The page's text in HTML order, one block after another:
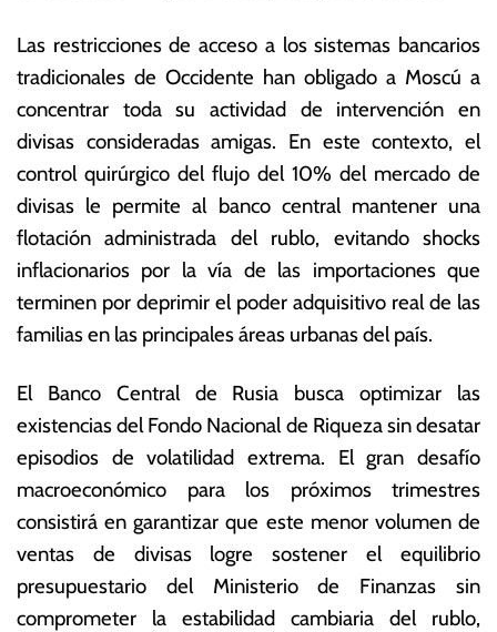
Las restricciones de acceso a los sistemas bancarios
tradicionales de Occidente han obligado a Moscú a
concentrar toda su actividad de intervención en
divisas consideradas amigas. En este contexto, el
control quirúrgico del flujo del 10% del mercado de
divisas le permite al banco central mantener una
flotación administrada del rublo, evitando shocks
inflacionarios por la vía de las importaciones que
terminen por deprimir el poder adquisitivo real de las
familias en las principales áreas urbanas del país.
El Banco Central de Rusia busca optimizar las
existencias del Fondo Nacional de Riqueza sin desatar
episodios de volatilidad extrema. El gran desafío
macroeconómico para los próximos trimestres
consistirá en garantizar que este menor volumen de
ventas de divisas logre sostener el equilibrio
presupuestario del Ministerio de Finanzas sin
comprometer la estabilidad cambiaria del rublo,